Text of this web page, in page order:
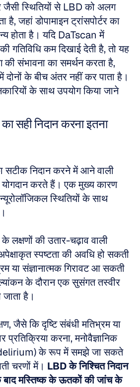
स्थितियों से LBD को अलग
जहां डोपामाइन ट्रांसपोर्टर का
होता है। यदि DaTscan में
की गतिविधि कम दिखाई देती है, तो यह
की संभावना का समर्थन करता है,
के बीच अंतर नहीं कर पाता है।
के साथ उपयोग किया जाने
का सही निदान करना इतना
सटीक निदान करने में आने वाली
करते हैं। एक मुख्य कारण
स्थितियों के साथ
लक्षणों की उतार-चढ़ाव वाली
स्पष्टता की अवधि हो सकती
या संज्ञानात्मक गिरावट आ सकती
के दौरान एक सुसंगत तस्वीर
जाता है।
जैसे कि दृष्टि संबंधी मतिभ्रम या
करना, मनोवैज्ञानिक
(delirium) के रूप में समझे जा सकते
चरणों में। LBD के निश्चित निदान
बाद मस्तिष्क के ऊतकों की जांच के